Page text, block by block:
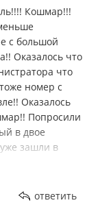
Кошмар!!!
с большой
Оказалось что
что
номер с
Оказалось
Попросили
в двое
зашли в
не
просто!! Кухня
ответить